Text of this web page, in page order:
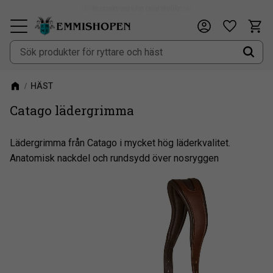
Meny
HÄST
Catago lädergrimma
Lädergrimma från Catago i mycket hög läderkvalitet.
Anatomisk nackdel och rundsydd över nosryggen